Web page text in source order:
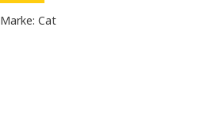
Marke: Cat